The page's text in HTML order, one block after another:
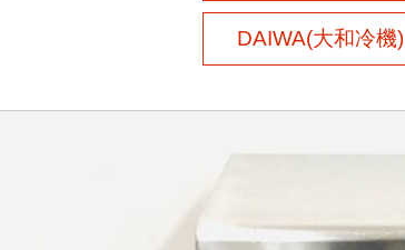
DAIWA(大和冷機)